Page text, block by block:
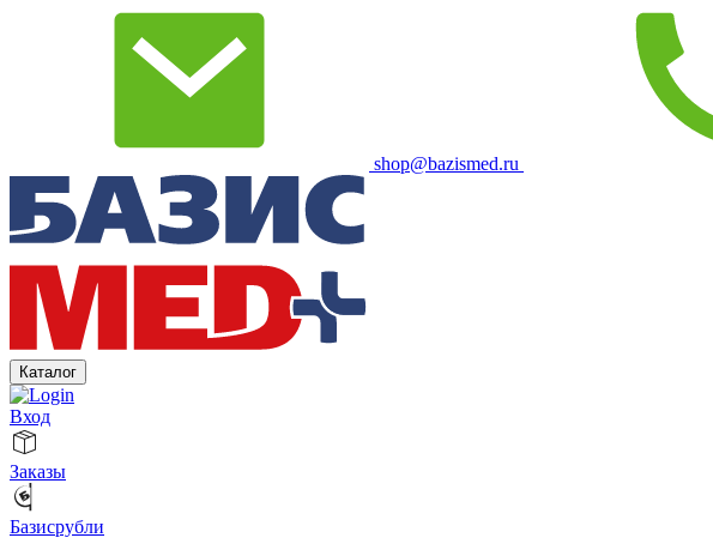
shop@bazismed.ru
Каталог
Вход
Заказы
Базисрубли